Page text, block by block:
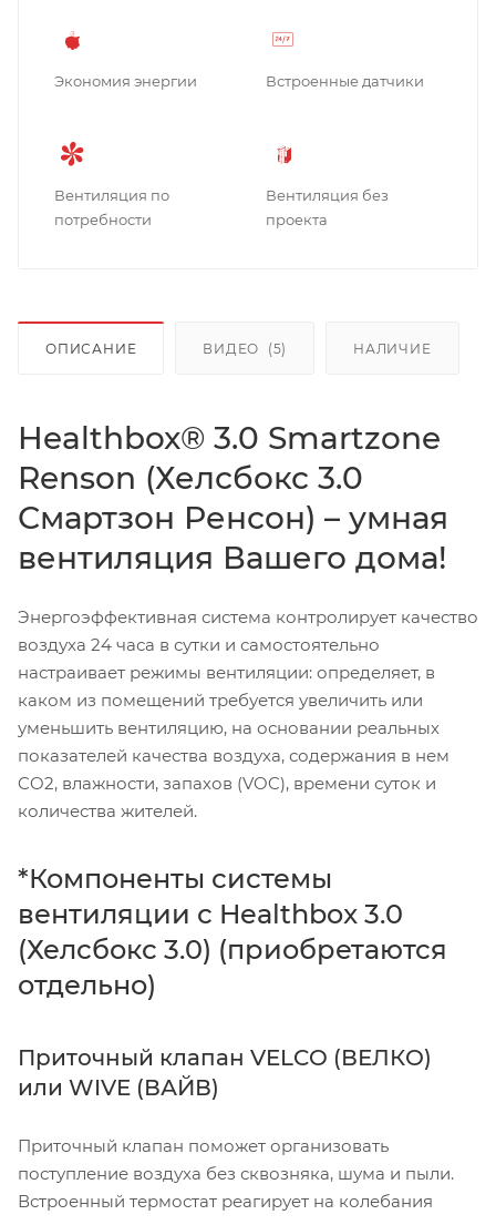
Экономия энергии Встроенные датчики
Вентиляция по
потребности
Вентиляция без
проекта
ОПИСАНИЕ ВИДЕО (5) НАЛИЧИЕ
Healthbox® 3.0 Smartzone
Renson (Хелсбокс 3.0
Смартзон Ренсон) – умная
вентиляция Вашего дома!
Энергоэффективная система контролирует качество
воздуха 24 часа в сутки и самостоятельно
настраивает режимы вентиляции: определяет, в
каком из помещений требуется увеличить или
уменьшить вентиляцию, на основании реальных
показателей качества воздуха, содержания в нем
CO2, влажности, запахов (VOC), времени суток и
количества жителей.
*Компоненты системы
вентиляции с Healthbox 3.0
(Хелсбокс 3.0) (приобретаются
отдельно)
Приточный клапан VELCO (ВЕЛКО)
или WIVE (ВАЙВ)
Приточный клапан поможет организовать
поступление воздуха без сквозняка, шума и пыли.
Встроенный термостат реагирует на колебания